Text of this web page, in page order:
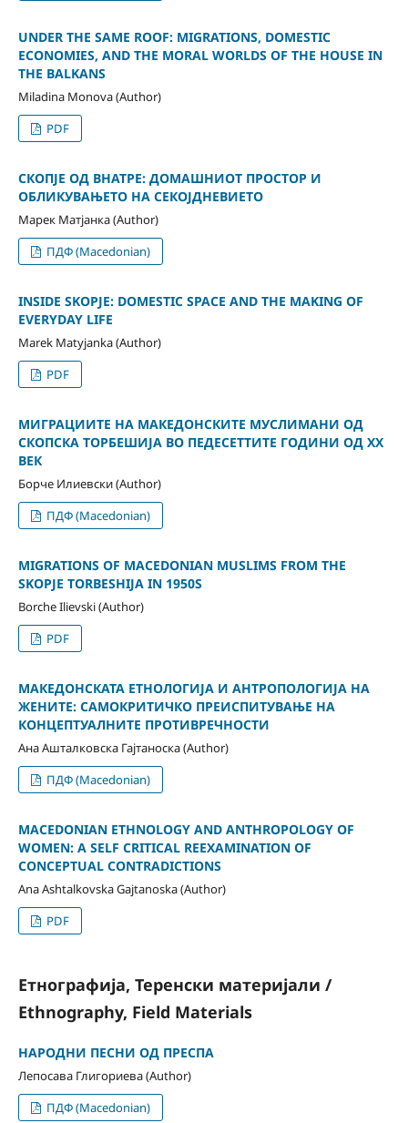
UNDER THE SAME ROOF: MIGRATIONS, DOMESTIC
ECONOMIES, AND THE MORAL WORLDS OF THE HOUSE IN
THE BALKANS
Miladina Monova (Author)
PDF
СКОПЈЕ ОД ВНАТРЕ: ДОМАШНИОТ ПРОСТОР И
ОБЛИКУВАЊЕТО НА СЕКОЈДНЕВИЕТО
Марек Матјанка (Author)
ПДФ (Macedonian)
INSIDE SKOPJE: DOMESTIC SPACE AND THE MAKING OF
EVERYDAY LIFE
Marek Matyjanka (Author)
PDF
МИГРАЦИИТЕ НА МАКЕДОНСКИТЕ МУСЛИМАНИ ОД
СКОПСКА ТОРБЕШИЈА ВО ПЕДЕСЕТТИТЕ ГОДИНИ ОД XX
ВЕК
Борче Илиевски (Author)
ПДФ (Macedonian)
MIGRATIONS OF MACEDONIAN MUSLIMS FROM THE
SKOPJE TORBESHIJA IN 1950S
Borche Ilievski (Author)
PDF
МАКЕДОНСКАТА ЕТНОЛОГИЈА И АНТРОПОЛОГИЈА НА
ЖЕНИТЕ: САМОКРИТИЧКО ПРЕИСПИТУВАЊЕ НА
КОНЦЕПТУАЛНИТЕ ПРОТИВРЕЧНОСТИ
Ана Ашталковска Гајтаноска (Author)
ПДФ (Macedonian)
MACEDONIAN ETHNOLOGY AND ANTHROPOLOGY OF
WOMEN: A SELF CRITICAL REEXAMINATION OF
CONCEPTUAL CONTRADICTIONS
Ana Ashtalkovska Gajtanoska (Author)
PDF
Етнографија, Теренски материјали /
Ethnography, Field Materials
НАРОДНИ ПЕСНИ ОД ПРЕСПА
Лепосава Глигориева (Author)
ПДФ (Macedonian)